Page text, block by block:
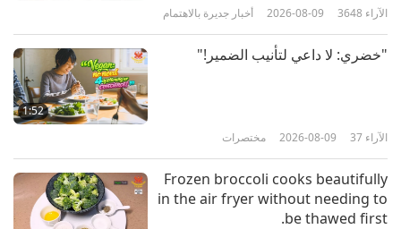
2018-01-15
Eco Cars
أخبار جديرة بالاهتمام 2026-08-09 3648 الآراء
1:52
"خضري: لا داعي لتأنيب الضمير!"
مختصرات 2026-08-09 37 الآراء
Frozen broccoli cooks beautifully
in the air fryer without needing to
be thawed first.